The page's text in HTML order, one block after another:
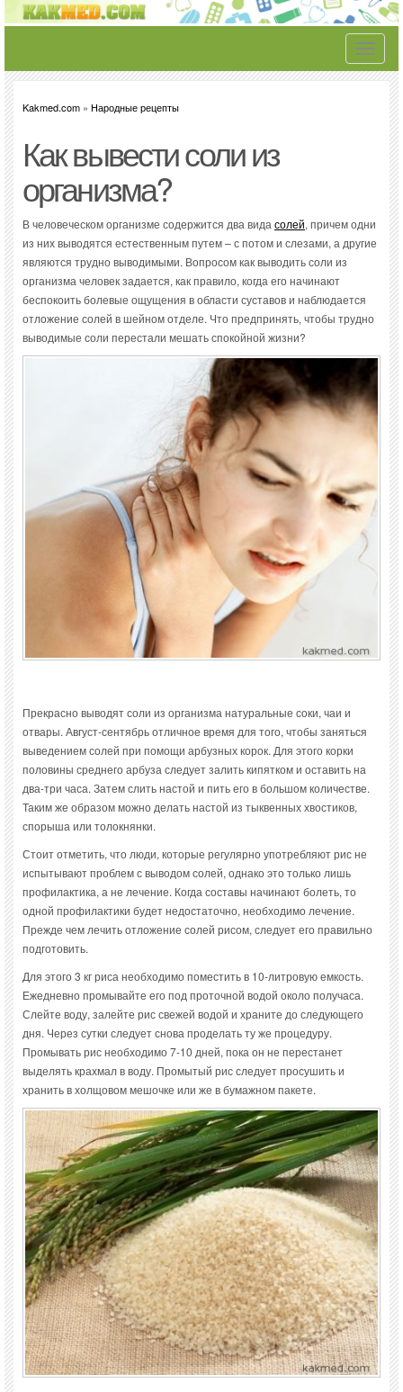
Toggle
Kakmed.com » Народные рецепты
Как вывести соли из
организма?
В человеческом организме содержится два вида солей, причем одни
из них выводятся естественным путем – с потом и слезами, а другие
являются трудно выводимыми. Вопросом как выводить соли из
организма человек задается, как правило, когда его начинают
беспокоить болевые ощущения в области суставов и наблюдается
отложение солей в шейном отделе. Что предпринять, чтобы трудно
выводимые соли перестали мешать спокойной жизни?
Прекрасно выводят соли из организма натуральные соки, чаи и
отвары. Август-сентябрь отличное время для того, чтобы заняться
выведением солей при помощи арбузных корок. Для этого корки
половины среднего арбуза следует залить кипятком и оставить на
два-три часа. Затем слить настой и пить его в большом количестве.
Таким же образом можно делать настой из тыквенных хвостиков,
спорыша или толокнянки.
Стоит отметить, что люди, которые регулярно употребляют рис не
испытывают проблем с выводом солей, однако это только лишь
профилактика, а не лечение. Когда составы начинают болеть, то
одной профилактики будет недостаточно, необходимо лечение.
Прежде чем лечить отложение солей рисом, следует его правильно
подготовить.
Для этого 3 кг риса необходимо поместить в 10-литровую емкость.
Ежедневно промывайте его под проточной водой около получаса.
Слейте воду, залейте рис свежей водой и храните до следующего
дня. Через сутки следует снова проделать ту же процедуру.
Промывать рис необходимо 7-10 дней, пока он не перестанет
выделять крахмал в воду. Промытый рис следует просушить и
хранить в холщовом мешочке или же в бумажном пакете.